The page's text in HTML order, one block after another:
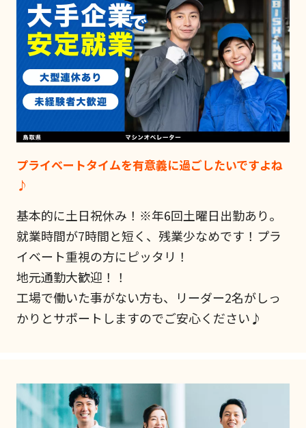
プライベートタイムを有意義に過ごしたいですよね
♪
基本的に土日祝休み！※年6回土曜日出勤あり。
就業時間が7時間と短く、残業少なめです！プラ
イベート重視の方にピッタリ！
地元通勤大歓迎！！
工場で働いた事がない方も、リーダー2名がしっ
かりとサポートしますのでご安心ください♪